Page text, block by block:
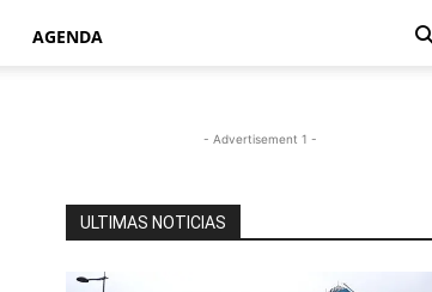
AGENDA
- Advertisement 1 -
ULTIMAS NOTICIAS